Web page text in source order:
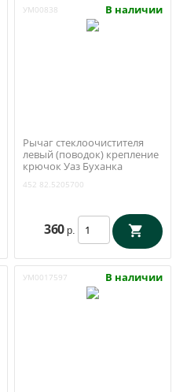
УМ00838 В наличии
Рычаг стеклоочистителя
левый (поводок) крепление
крючок Уаз Буханка
452 82.5205700
360 р.
УМ0017597 В наличии